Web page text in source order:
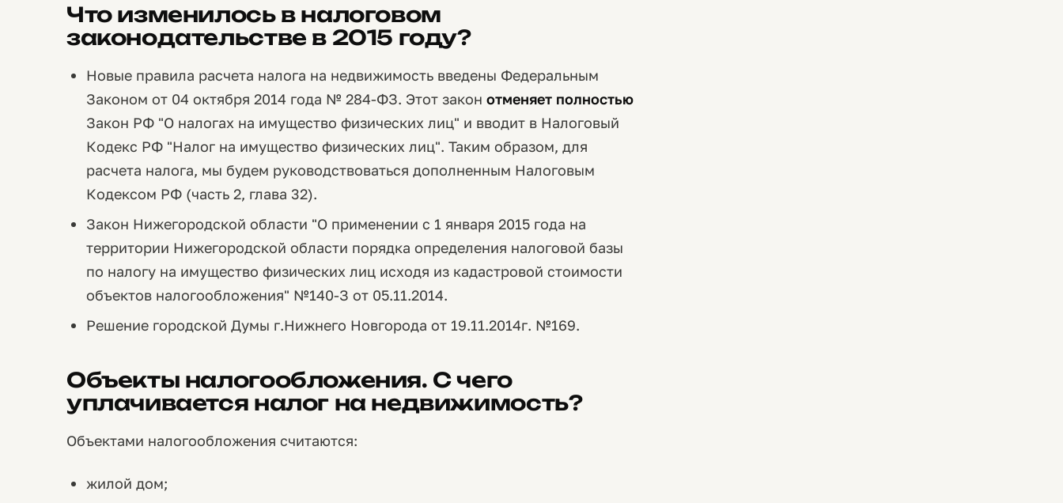
Что изменилось в налоговом
законодательстве в 2015 году?
Новые правила расчета налога на недвижимость введены Федеральным
Законом от 04 октября 2014 года № 284-ФЗ. Этот законотменяет полностью
Закон РФ "О налогах на имущество физических лиц" и вводит в Налоговый
Кодекс РФ "Налог на имущество физических лиц". Таким образом, для
расчета налога, мы будем руководствоваться дополненным Налоговым
Кодексом РФ (часть 2, глава 32).
Закон Нижегородской области "О применении с 1 января 2015 года на
территории Нижегородской области порядка определения налоговой базы
по налогу на имущество физических лиц исходя из кадастровой стоимости
объектов налогообложения" №140-З от 05.11.2014.
Решение городской Думы г.Нижнего Новгорода от 19.11.2014г. №169.
Объекты налогообложения. С чего
уплачивается налог на недвижимость?
Объектами налогообложения считаются:
жилой дом;